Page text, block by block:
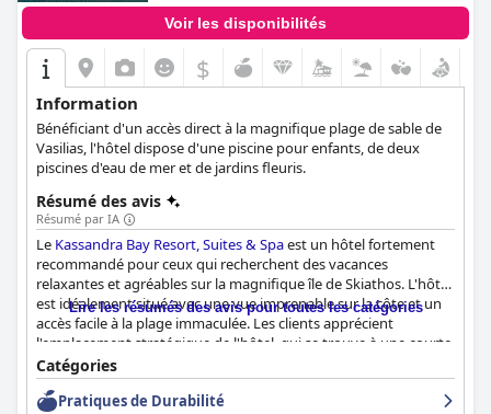
Voir les disponibilités
$
Information
Bénéficiant d'un accès direct à la magnifique plage de sable de
Vasilias, l'hôtel dispose d'une piscine pour enfants, de deux
piscines d'eau de mer et de jardins fleuris.
Résumé des avis
Résumé par IA
Le Kassandra Bay Resort, Suites & Spaest un hôtel fortement
recommandé pour ceux qui recherchent des vacances
relaxantes et agréables sur la magnifique île de Skiathos. L'hôtel
est idéalement situé avec une vue imprenable sur la côte et un
accès facile à la plage immaculée. Les clients apprécient
l'emplacement stratégique de l'hôtel, qui se trouve à une courte
distance du centre-ville. Les chambres spacieuses et très
propres offrent une vue imprenable sur la mer et les
commodités sont parfaites. Le personnel est extrêmement
Lire les résumés des avis pour toutes les catégories
Catégories
Pratiques de Durabilité